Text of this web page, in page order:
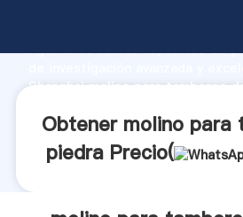
Agarrando fuerte capacidad de
Shanghai molino para tamboreo
Obtener molino para
piedra Precio(